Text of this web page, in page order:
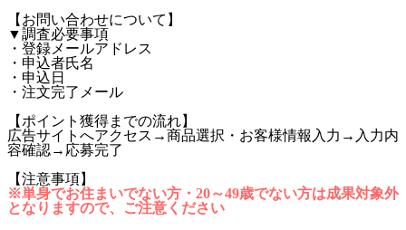
【お問い合わせについて】
▼調査必要事項
・登録メールアドレス
・申込者氏名
・申込日
・注文完了メール
【ポイント獲得までの流れ】
広告サイトへアクセス→商品選択・お客様情報入力→入力内
容確認→応募完了
【注意事項】
※単身でお住まいでない方・20～49歳でない方は成果対象外
となりますので、ご注意ください